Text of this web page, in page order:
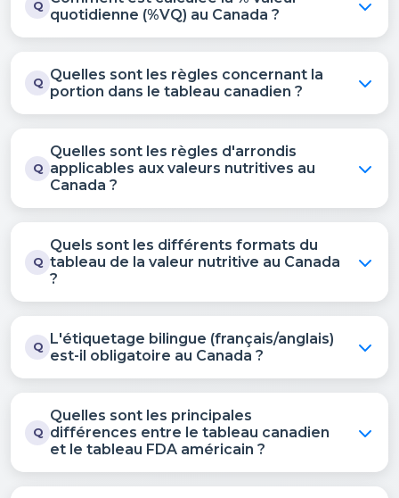
Q
quotidienne (%VQ) au Canada ?
Q
Quelles sont les règles concernant la
portion dans le tableau canadien ?
Q
Quelles sont les règles d'arrondis
applicables aux valeurs nutritives au
Canada ?
Q
Quels sont les différents formats du
tableau de la valeur nutritive au Canada
?
Q
L'étiquetage bilingue (français/anglais)
est-il obligatoire au Canada ?
Q
Quelles sont les principales
différences entre le tableau canadien
et le tableau FDA américain ?